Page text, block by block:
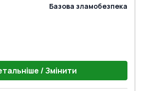
Базова зламобезпека
/ Змінити